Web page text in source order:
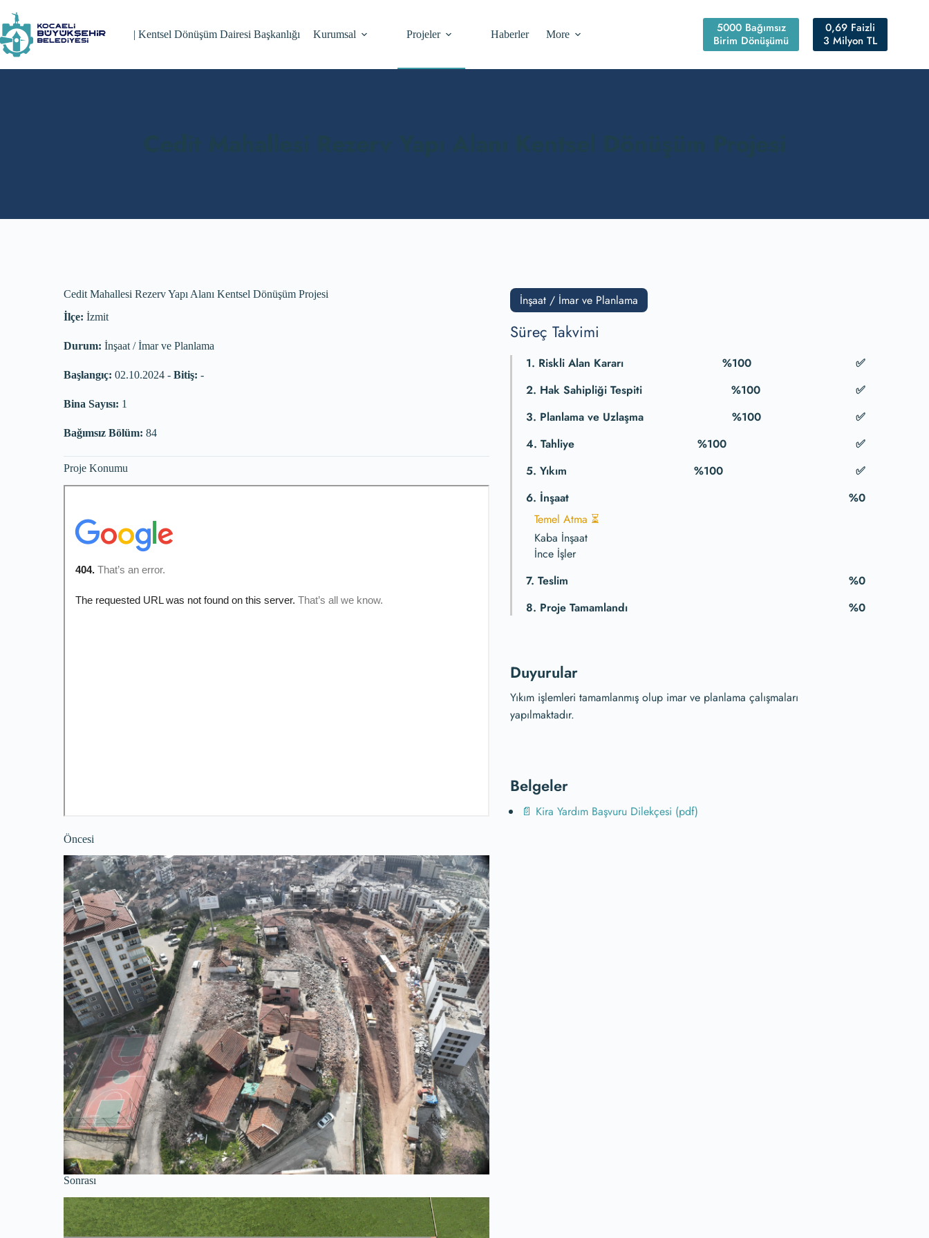
content
| Kentsel Dönüşüm Dairesi Başkanlığı Kurumsal Projeler Haberler More
5000 Bağımsız
Birim Dönüşümü
0,69 Faizli
3 Milyon TL
Cedit Mahallesi Rezerv Yapı Alanı Kentsel Dönüşüm Projesi
İlçe: İzmit
Durum: İnşaat / İmar ve Planlama
Başlangıç: 02.10.2024 -Bitiş: -
Bina Sayısı: 1
Bağımsız Bölüm: 84
Proje Konumu
Öncesi
Sonrası
İnşaat / İmar ve Planlama
Süreç Takvimi
1. Riskli Alan Kararı
%100
2. Hak Sahipliği Tespiti
%100
3. Planlama ve Uzlaşma
%100
4. Tahliye
%100
5. Yıkım
%100
6. İnşaat
%0
Temel Atma ⏳
Kaba İnşaat
İnce İşler
7. Teslim
%0
8. Proje Tamamlandı
%0
Duyurular
Yıkım işlemleri tamamlanmış olup imar ve planlama çalışmaları
yapılmaktadır.
Belgeler
📄 Kira Yardım Başvuru Dilekçesi (pdf)